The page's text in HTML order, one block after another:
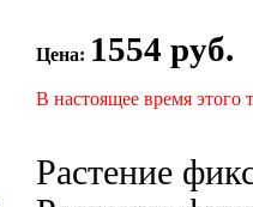
Цена: 1554 руб.
В настоящее время этого
Растение